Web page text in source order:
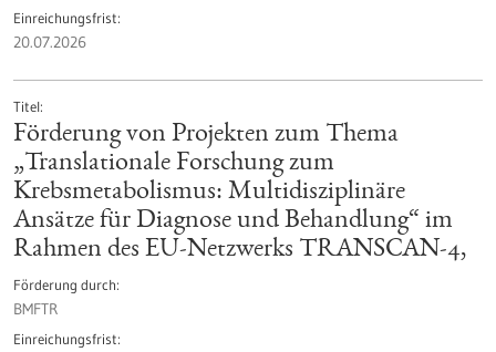
Einreichungsfrist
20.07.2026
Titel
Förderung von Projekten zum Thema
„Translationale Forschung zum
Krebsmetabolismus: Multidisziplinäre
Ansätze für Diagnose und Behandlung“ im
Rahmen des EU-Netzwerks TRANSCAN-4,
Förderung durch
BMFTR
Einreichungsfrist